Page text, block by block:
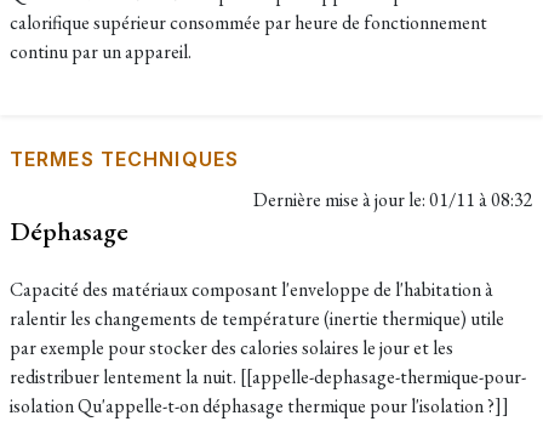
calorifique supérieur consommée par heure de fonctionnement
continu par un appareil.
TERMES TECHNIQUES
Dernière mise à jour le:01/11 à 08:32
Déphasage
Capacité des matériaux composant l'enveloppe de l'habitation à
ralentir les changements de température (inertie thermique) utile
par exemple pour stocker des calories solaires le jour et les
redistribuer lentement la nuit. [[appelle-dephasage-thermique-pour-
isolation Qu'appelle-t-on déphasage thermique pour l'isolation ?]]